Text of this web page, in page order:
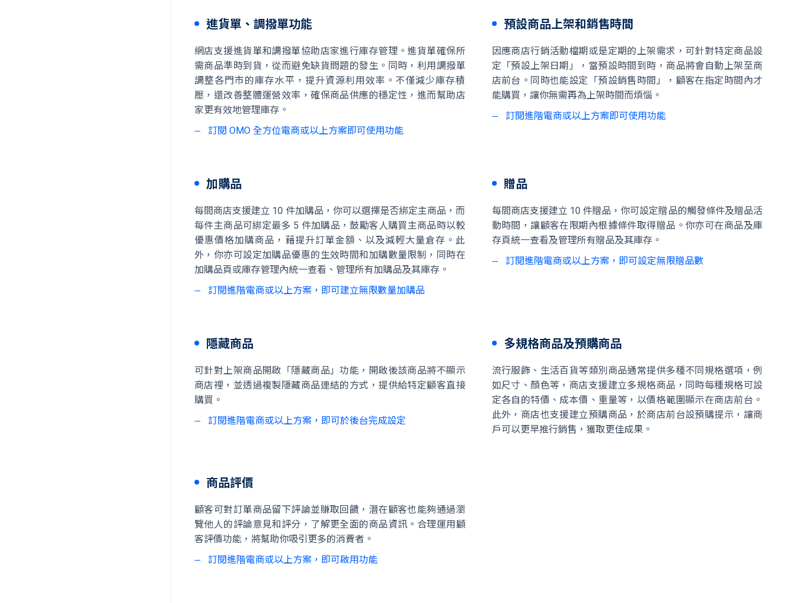
進貨單、調撥單功能
網店支援進貨單和調撥單協助店家進行庫存管理。進貨單確保所
需商品準時到貨，從而避免缺貨問題的發生。同時，利用調撥單
調整各門市的庫存水平，提升資源利用效率。不僅減少庫存積
壓，還改善整體運營效率，確保商品供應的穩定性，進而幫助店
家更有效地管理庫存。
訂閱 OMO 全方位電商或以上方案即可使用功能
預設商品上架和銷售時間
因應商店行銷活動檔期或是定期的上架需求，可針對特定商品設
定「預設上架日期」，當預設時間到時，商品將會自動上架至商
店前台。同時也能設定「預設銷售時間」，顧客在指定時間內才
能購買，讓你無需再為上架時間而煩惱。
訂閱進階電商或以上方案即可使用功能
加購品
每間商店支援建立 10 件加購品，你可以選擇是否綁定主商品，而
每件主商品可綁定最多 5 件加購品，鼓勵客人購買主商品時以較
優惠價格加購商品，藉提升訂單金額、以及減輕大量倉存。此
外，你亦可設定加購品優惠的生效時間和加購數量限制，同時在
加購品頁或庫存管理內統一查看、管理所有加購品及其庫存。
訂閱進階電商或以上方案，即可建立無限數量加購品
贈品
每間商店支援建立 10 件贈品，你可設定贈品的觸發條件及贈品活
動時間，讓顧客在限期內根據條件取得贈品。你亦可在商品及庫
存頁統一查看及管理所有贈品及其庫存。
訂閱進階電商或以上方案，即可設定無限贈品數
隱藏商品
可針對上架商品開啟「隱藏商品」功能，開啟後該商品將不顯示
商店裡，並透過複製隱藏商品連結的方式，提供給特定顧客直接
購買。
訂閱進階電商或以上方案，即可於後台完成設定
多規格商品及預購商品
流行服飾、生活百貨等類別商品通常提供多種不同規格選項，例
如尺寸、顏色等，商店支援建立多規格商品，同時每種規格可設
定各自的特價、成本價、重量等，以價格範圍顯示在商店前台。
此外，商店也支援建立預購商品，於商店前台設預購提示，讓商
戶可以更早推行銷售，獲取更佳成果。
商品評價
顧客可對訂單商品留下評論並賺取回饋，潛在顧客也能夠通過瀏
覽他人的評論意見和評分，了解更全面的商品資訊。合理運用顧
客評價功能，將幫助你吸引更多的消費者。
訂閱進階電商或以上方案，即可啟用功能